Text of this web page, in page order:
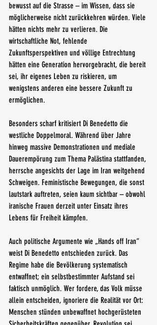
bewusst auf die Strasse – im Wissen, dass sie
möglicherweise nicht zurückkehren würden. Viele
hätten nichts mehr zu verlieren. Die
wirtschaftliche Not, fehlende
Zukunftsperspektiven und völlige Entrechtung
hätten eine Generation hervorgebracht, die bereit
sei, ihr eigenes Leben zu riskieren, um
wenigstens anderen eine bessere Zukunft zu
ermöglichen.
Besonders scharf kritisiert Di Benedetto die
westliche Doppelmoral. Während über Jahre
hinweg massive Demonstrationen und mediale
Dauerempörung zum Thema Palästina stattfanden,
herrsche angesichts der Lage im Iran weitgehend
Schweigen. Feministische Bewegungen, die sonst
lautstark auftreten, seien kaum sichtbar – obwohl
iranische Frauen derzeit unter Einsatz ihres
Lebens für Freiheit kämpfen.
Auch politische Argumente wie „Hands off Iran“
weist Di Benedetto entschieden zurück. Das
Regime habe die Bevölkerung systematisch
entwaffnet; ein selbstbestimmter Aufstand sei
faktisch unmöglich. Wer fordere, das Volk müsse
allein entscheiden, ignoriere die Realität vor Ort:
Menschen stünden unbewaffnet hochgerüsteten